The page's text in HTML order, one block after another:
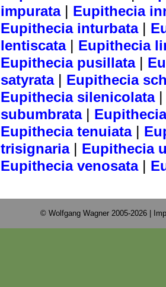
impurata| Eupithecia
Eupithecia inturbata|
lentiscata| Eupithecia
Eupithecia pusillata|
satyrata| Eupithecia
Eupithecia silenicolata
subumbrata|
Eupithecia tenuiata|
trisignaria| Eupithecia
Eupithecia venosata|
© Wolfgang Wagner 2005-2026 |